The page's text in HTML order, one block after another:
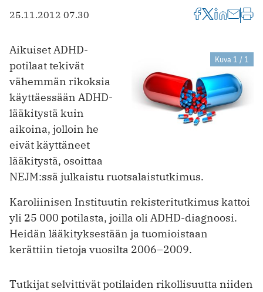
25.11.2012 07.30
Kuva 1 / 1
Aikuiset ADHD-
potilaat tekivät
vähemmän rikoksia
käyttäessään ADHD-
lääkitystä kuin
aikoina, jolloin he
eivät käyttäneet
lääkitystä, osoittaa
NEJM:ssä julkaistu ruotsalaistutkimus.
Karoliinisen Instituutin rekisteritutkimus kattoi
yli 25 000 potilasta, joilla oli ADHD-diagnoosi.
Heidän lääkityksestään ja tuomioistaan
kerättiin tietoja vuosilta 2006–2009.
Tutkijat selvittivät potilaiden rikollisuutta niiden